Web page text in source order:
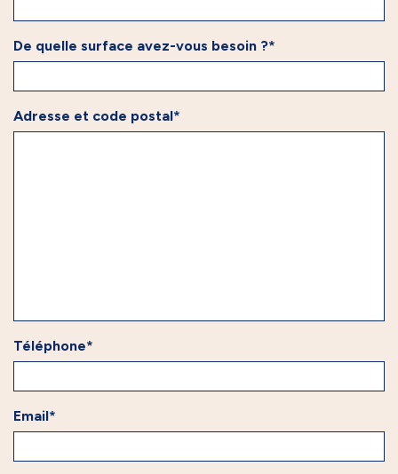
De quelle surface avez-vous besoin ?*
Adresse et code postal*
Téléphone*
Email*